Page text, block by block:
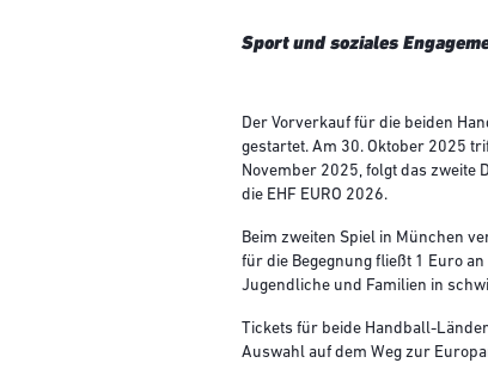
Sport und soziales
Der Vorverkauf für die beiden
gestartet. Am 30. Oktober 2025
November 2025, folgt das zweite
die EHF EURO 2026.
Beim zweiten Spiel in München
für die Begegnung fließt 1 Euro
Jugendliche und Familien in
Tickets für beide Handball-
Auswahl auf dem Weg zur